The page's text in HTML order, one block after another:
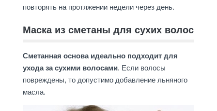
повторять на протяжении недели через день.
Маска из сметаны для сухих волос
Сметанная основа идеально подходит для
ухода за сухими волосами. Если волосы
повреждены, то допустимо добавление льняного
масла.